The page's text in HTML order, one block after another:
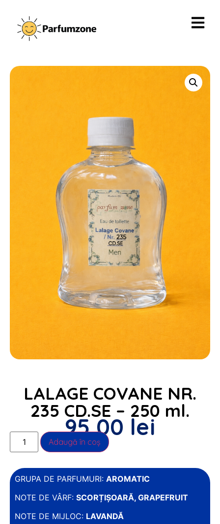
LALAGE COVANE NR.
235 CD.SE – 250 ml.
95,00 lei
Adaugă în coș Alternative:
GRUPA DE PARFUMURI: AROMATIC
NOTE DE VÂRF: SCORȚIȘOARĂ, GRAPEFRUIT
NOTE DE MIJLOC: LAVANDĂ